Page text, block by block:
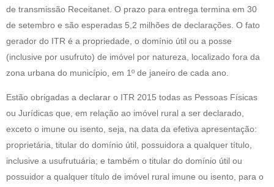
de transmissão Receitanet. O prazo para entrega termina em 30
de setembro e são esperadas 5,2 milhões de declarações. O fato
gerador do ITR é a propriedade, o domínio útil ou a posse
(inclusive por usufruto) de imóvel por natureza, localizado fora da
zona urbana do município, em 1º de janeiro de cada ano.
Estão obrigadas a declarar o ITR 2015 todas as Pessoas Físicas
ou Jurídicas que, em relação ao imóvel rural a ser declarado,
exceto o imune ou isento, seja, na data da efetiva apresentação:
proprietária, titular do domínio útil, possuidora a qualquer título,
inclusive a usufrutuária; e também o titular do domínio útil ou
possuidor a qualquer título de imóvel rural imune ou isento, para o